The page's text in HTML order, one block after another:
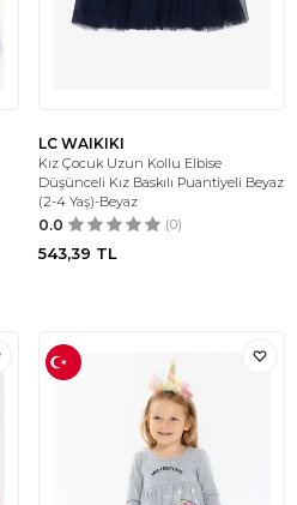
LC WAIKIKI
Kız Çocuk Uzun Kollu Elbise
Düşünceli Kız Baskılı Puantiyeli Beyaz
(2-4 Yaş)-Beyaz
0.0 (0)
543,39 TL